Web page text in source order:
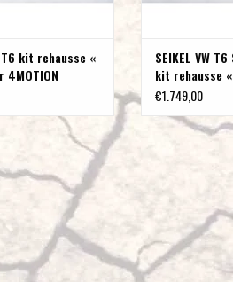
T6 kit rehausse «
4MOTION
SEIKEL VW
kit rehausse
roues motrices
€1.749,00